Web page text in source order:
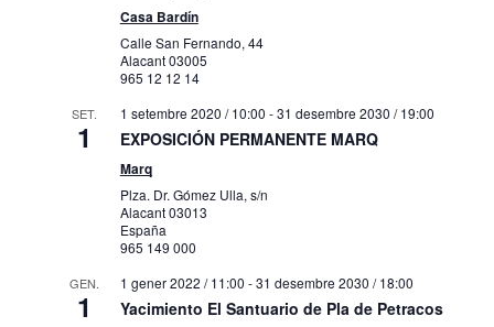
Casa Bardín
Calle San Fernando, 44
Alacant03005
965 12 12 14
SET.
1
1 setembre 2020 / 10:00 -31 desembre 2030 / 19:00
EXPOSICIÓN PERMANENTE MARQ
Marq
Plza. Dr. Gómez Ulla, s/n
Alacant03013
España
965 149 000
GEN.
1
1 gener 2022 / 11:00 -31 desembre 2030 / 18:00
Yacimiento El Santuario de Pla de Petracos